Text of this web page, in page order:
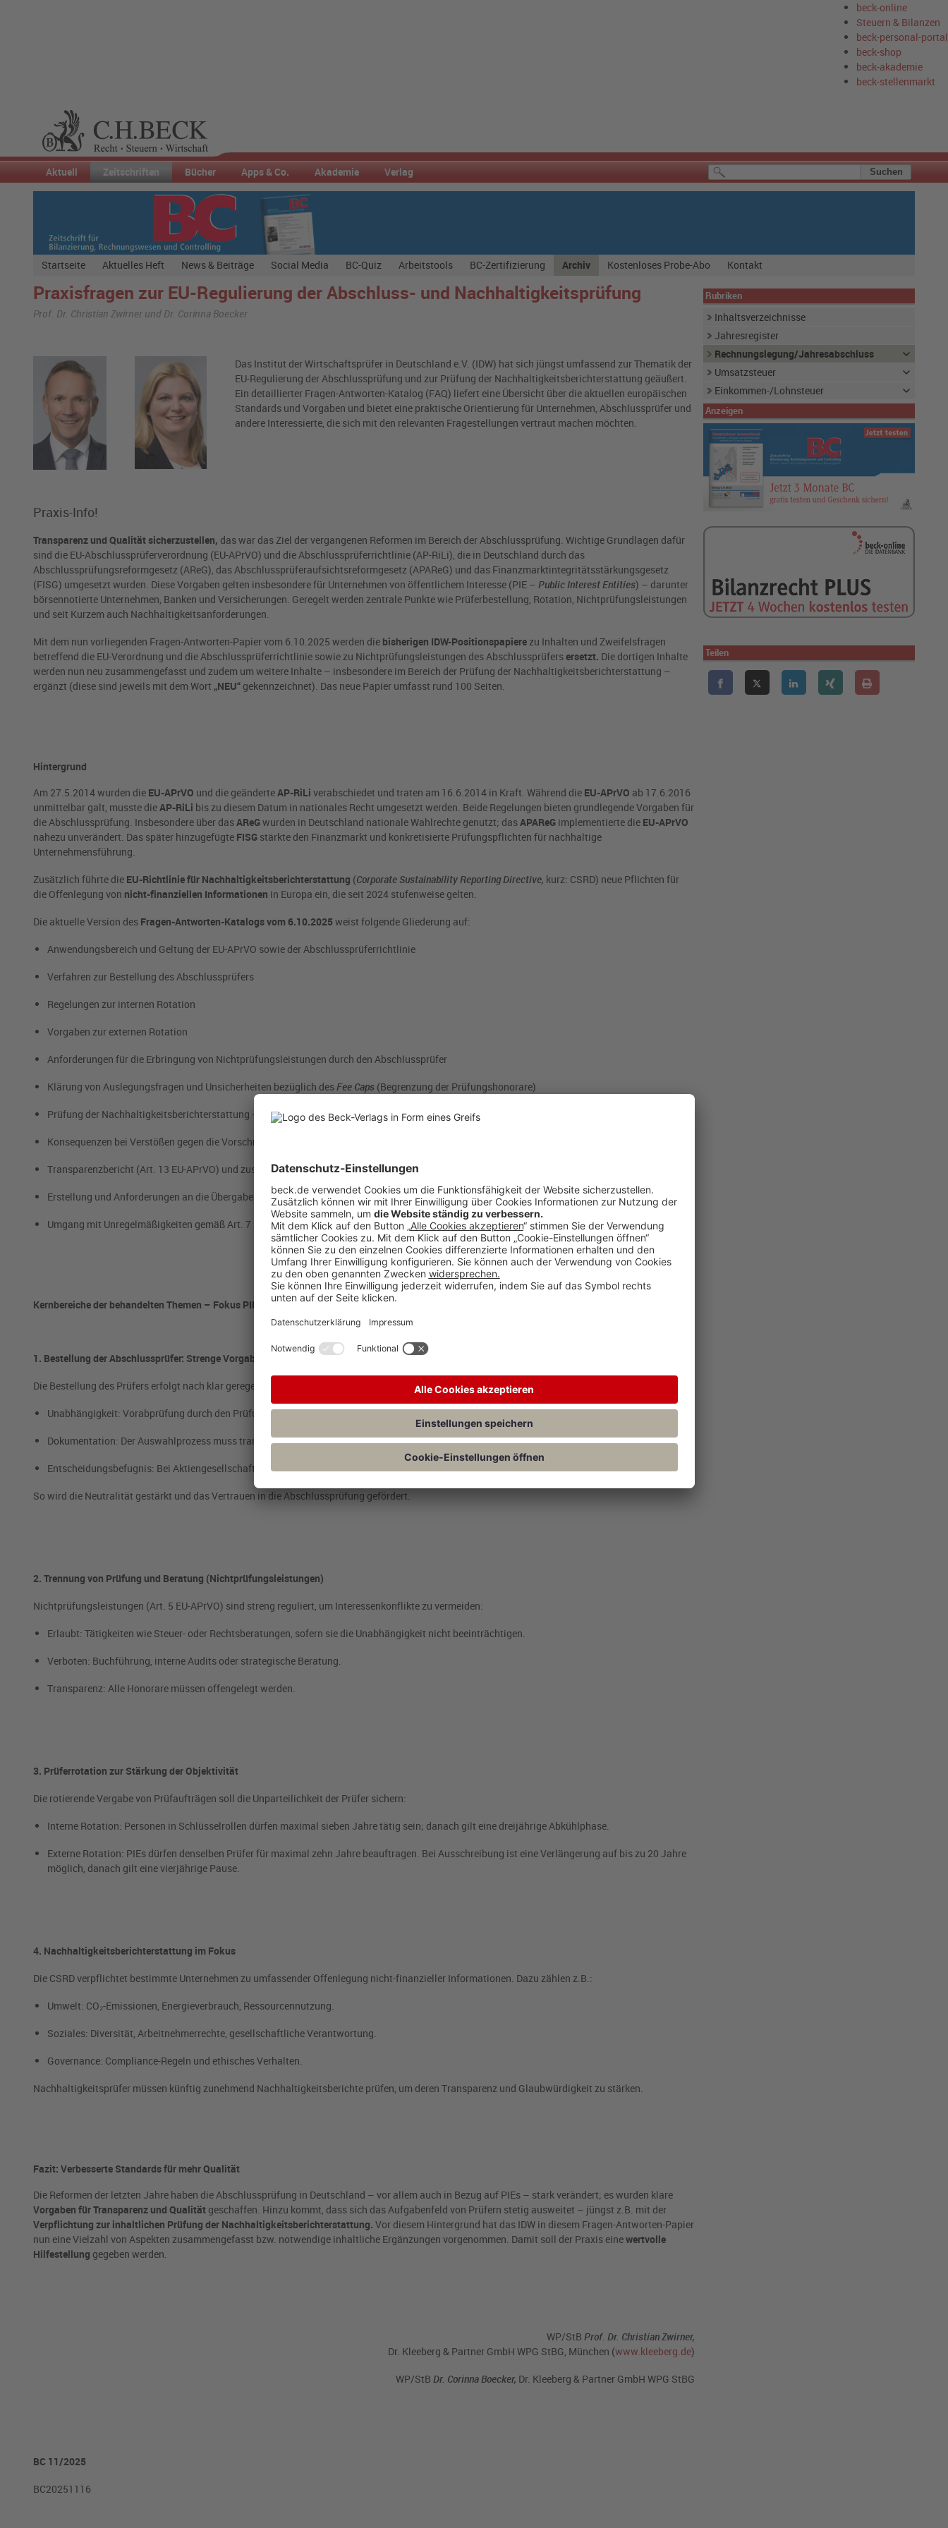
beck-online
Steuern & Bilanzen
beck-personal-portal
beck-shop
beck-akademie
beck-stellenmarkt
Aktuell Zeitschriften Bücher Apps & Co. Akademie Verlag
Startseite Aktuelles Heft News & Beiträge Social Media BC-Quiz Arbeitstools BC-Zertifizierung Archiv Kostenloses Probe-Abo Kontakt
Praxisfragen zur EU-Regulierung der Abschluss- und Nachhaltigkeitsprüfung
Prof. Dr. Christian Zwirner und Dr. Corinna Boecker
Das Institut der Wirtschaftsprüfer in Deutschland e.V. (IDW) hat sich jüngst umfassend zur Thematik der
EU-Regulierung der Abschlussprüfung und zur Prüfung der Nachhaltigkeitsberichterstattung geäußert.
Ein detaillierter Fragen-Antworten-Katalog (FAQ) liefert eine Übersicht über die aktuellen europäischen
Standards und Vorgaben und bietet eine praktische Orientierung für Unternehmen, Abschlussprüfer und
andere Interessierte, die sich mit den relevanten Fragestellungen vertraut machen möchten.
Praxis-Info!
Transparenz und Qualität sicherzustellen, das war das Ziel der vergangenen Reformen im Bereich der Abschlussprüfung. Wichtige Grundlagen dafür
sind die EU-Abschlussprüferverordnung (EU-APrVO) und die Abschlussprüferrichtlinie (AP-RiLi), die in Deutschland durch das
Abschlussprüfungsreformgesetz (AReG), das Abschlussprüferaufsichtsreformgesetz (APAReG) und das Finanzmarktintegritätsstärkungsgesetz
(FISG) umgesetzt wurden. Diese Vorgaben gelten insbesondere für Unternehmen von öffentlichem Interesse (PIE – Public Interest Entities) – darunter
börsennotierte Unternehmen, Banken und Versicherungen. Geregelt werden zentrale Punkte wie Prüferbestellung, Rotation, Nichtprüfungsleistungen
und seit Kurzem auch Nachhaltigkeitsanforderungen.
Mit dem nun vorliegenden Fragen-Antworten-Papier vom 6.10.2025 werden die bisherigen IDW-Positionspapiere zu Inhalten und Zweifelsfragen
betreffend die EU-Verordnung und die Abschlussprüferrichtlinie sowie zu Nichtprüfungsleistungen des Abschlussprüfersersetzt. Die dortigen Inhalte
werden nun neu zusammengefasst und zudem um weitere Inhalte – insbesondere im Bereich der Prüfung der Nachhaltigkeitsberichterstattung –
ergänzt (diese sind jeweils mit dem Wort „NEU“ gekennzeichnet). Das neue Papier umfasst rund 100 Seiten.
Hintergrund
Am 27.5.2014 wurden die EU-APrVO und die geänderteAP-RiLi verabschiedet und traten am 16.6.2014 in Kraft. Während die EU-APrVO ab 17.6.2016
unmittelbar galt, musste dieAP-RiLi bis zu diesem Datum in nationales Recht umgesetzt werden. Beide Regelungen bieten grundlegende Vorgaben für
die Abschlussprüfung. Insbesondere über dasAReGwurden in Deutschland nationale Wahlrechte genutzt; dasAPAReG implementierte die EU-APrVO
nahezu unverändert. Das später hinzugefügte FISG stärkte den Finanzmarkt und konkretisierte Prüfungspflichten für nachhaltige
Unternehmensführung.
Zusätzlich führte die EU-Richtlinie für Nachhaltigkeitsberichterstattung (Corporate Sustainability Reporting Directive, kurz: CSRD) neue Pflichten für
die Offenlegung von nicht-finanziellen Informationen in Europa ein, die seit 2024 stufenweise gelten.
Die aktuelle Version des Fragen-Antworten-Katalogs vom 6.10.2025weist folgende Gliederung auf:
Anwendungsbereich und Geltung der EU-APrVO sowie der Abschlussprüferrichtlinie
Verfahren zur Bestellung des Abschlussprüfers
Regelungen zur internen Rotation
Vorgaben zur externen Rotation
Anforderungen für die Erbringung von Nichtprüfungsleistungen durch den Abschlussprüfer
Klärung von Auslegungsfragen und Unsicherheiten bezüglich des Fee Caps (Begrenzung der Prüfungshonorare)
Prüfung der Nachhaltigkeitsberichterstattung – Aktualisierte Regelungen
Konsequenzen bei Verstößen gegen die Vorschriften der EU-APrVO
Transparenzbericht (Art. 13 EU-APrVO) und zusätzliche Berichtspflichten gegenüber der Aufsichtsbehörde (Art. 14 EU-APrVO)
Erstellung und Anforderungen an die Übergabeakte
Umgang mit Unregelmäßigkeiten gemäß Art. 7 EU-APrVO und Berichtspflichten an die Aufsichtsbehörde gemäß Art. 12 EU-APrVO.
Kernbereiche der behandelten Themen – Fokus PIE
1. Bestellung der Abschlussprüfer: Strenge Vorgaben
Die Bestellung des Prüfers erfolgt nach klar geregelten Anforderungen (§ 318 HGB, EU-APrVO):
Unabhängigkeit: Vorabprüfung durch den Prüfungsausschuss oder Aufsichtsrat.
Dokumentation: Der Auswahlprozess muss transparent erfolgen und schriftlich festgehalten werden.
Entscheidungsbefugnis: Bei Aktiengesellschaften entscheidet die Hauptversammlung.
So wird die Neutralität gestärkt und das Vertrauen in die Abschlussprüfung gefördert.
2. Trennung von Prüfung und Beratung (Nichtprüfungsleistungen)
Nichtprüfungsleistungen (Art. 5 EU-APrVO) sind streng reguliert, um Interessenkonflikte zu vermeiden:
Erlaubt: Tätigkeiten wie Steuer- oder Rechtsberatungen, sofern sie die Unabhängigkeit nicht beeinträchtigen.
Verboten: Buchführung, interne Audits oder strategische Beratung.
Transparenz: Alle Honorare müssen offengelegt werden.
3. Prüferrotation zur Stärkung der Objektivität
Die rotierende Vergabe von Prüfaufträgen soll die Unparteilichkeit der Prüfer sichern:
Interne Rotation: Personen in Schlüsselrollen dürfen maximal sieben Jahre tätig sein; danach gilt eine dreijährige Abkühlphase.
Externe Rotation: PIEs dürfen denselben Prüfer für maximal zehn Jahre beauftragen. Bei Ausschreibung ist eine Verlängerung auf bis zu 20 Jahre
möglich, danach gilt eine vierjährige Pause.
4. Nachhaltigkeitsberichterstattung im Fokus
Die CSRD verpflichtet bestimmte Unternehmen zu umfassender Offenlegung nicht-finanzieller Informationen. Dazu zählen z.B.:
Umwelt: CO₂-Emissionen, Energieverbrauch, Ressourcennutzung.
Soziales: Diversität, Arbeitnehmerrechte, gesellschaftliche Verantwortung.
Governance: Compliance-Regeln und ethisches Verhalten.
Nachhaltigkeitsprüfer müssen künftig zunehmend Nachhaltigkeitsberichte prüfen, um deren Transparenz und Glaubwürdigkeit zu stärken.
Fazit: Verbesserte Standards für mehr Qualität
Die Reformen der letzten Jahre haben die Abschlussprüfung in Deutschland – vor allem auch in Bezug auf PIEs – stark verändert; es wurden klare
Vorgaben für Transparenz und Qualität geschaffen. Hinzu kommt, dass sich das Aufgabenfeld von Prüfern stetig ausweitet – jüngst z.B. mit der
Verpflichtung zur inhaltlichen Prüfung der Nachhaltigkeitsberichterstattung. Vor diesem Hintergrund hat das IDW in diesem Fragen-Antworten-Papier
nun eine Vielzahl von Aspekten zusammengefasst bzw. notwendige inhaltliche Ergänzungen vorgenommen. Damit soll der Praxis einewertvolle
Hilfestellung gegeben werden.
WP/StB Prof. Dr. Christian Zwirner,
Dr. Kleeberg & Partner GmbH WPG StBG, München (www.kleeberg.de)
WP/StB Dr. Corinna Boecker, Dr. Kleeberg & Partner GmbH WPG StBG
BC 11/2025
BC20251116
Rubriken
Inhaltsverzeichnisse
Jahresregister
Rechnungslegung/Jahresabschluss
Umsatzsteuer
Einkommen-/Lohnsteuer
Anzeigen
Teilen